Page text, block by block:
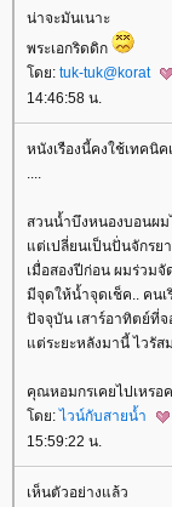
น่าจะมันเนาะ
พระเอกริดดิก
ดย: tuk-tuk@korat
14:46:58 น.
หนังเรืองนี้คงใช้เทคนิ
....
สวนน้ำบึงหนองบอนผม
ต่เปลี่ยนเป็นปั่นจักรย
เมื่อสองปีก่อน ผมร่วม
มีจุดให้น้ำจุดเช็ค.. คน
ปัจจุบัน เสาร์อาทิตย์ที่
ต่ระยะหลังมานี้ ไวรัส
คุณหอมกรเคยไปเหรอ
ดย:ไวน์กับสายน้ำ
15:59:22 น.
เห็นตัวอย่างแล้ว